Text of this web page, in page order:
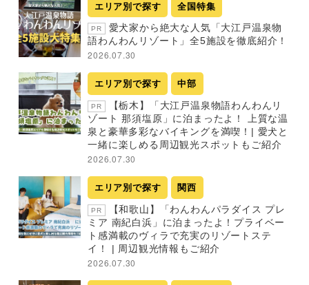
エリア別で探す 全国特集
PR
愛犬家から絶大な人気「大江戸温泉物
語わんわんリゾート」全5施設を徹底紹介！
2026.07.30
エリア別で探す 中部
PR
【栃木】「大江戸温泉物語わんわんリ
ゾート 那須塩原」に泊まったよ！ 上質な温
泉と豪華多彩なバイキングを満喫！| 愛犬と
一緒に楽しめる周辺観光スポットもご紹介
2026.07.30
エリア別で探す 関西
PR
【和歌山】「わんわんパラダイス プレ
ミア 南紀白浜」に泊まったよ！プライベー
ト感満載のヴィラで充実のリゾートステ
イ！ | 周辺観光情報もご紹介
2026.07.30